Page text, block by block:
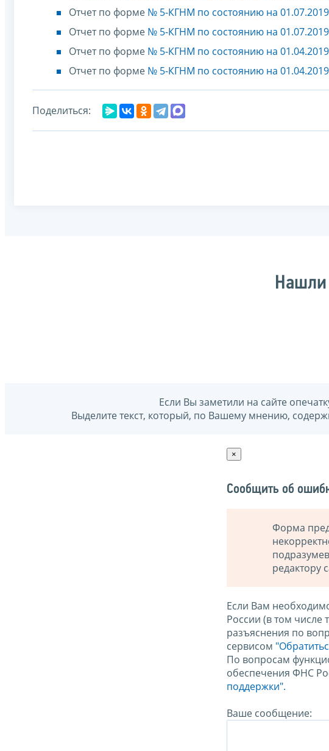
Отчет по форме № 5-КГНМ по состоянию на 01.07.2019
Отчет по форме № 5-КГНМ по состоянию на 01.07.2019
Отчет по форме № 5-КГНМ по состоянию на 01.04.2019
Отчет по форме № 5-КГНМ по состоянию на 01.04.2019
Поделиться:
Если Вы заметили на сайте
Выделите текст, который, по Вашему мнению,
×
Сообщить об
Форма
редактору
Если Вам
России (в том числе
разъяснения по
сервисом
По вопросам
обеспечения ФНС
поддержки".
Ваше сообщение: